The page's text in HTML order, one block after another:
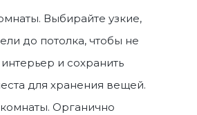
Выбирайте узкие,
до потолка, чтобы не
и сохранить
для хранения вещей.
Органично